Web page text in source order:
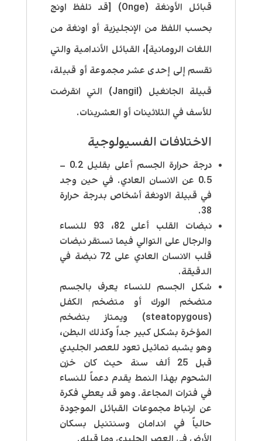
قبائل الأونغة (Onge) [قد تلفظ اونج
بحسب اللفظ من الإنجليزية أو اونغة من
اللغات الرومانية]، القبائل الأندامية والتي
تقسم إلى إحدى عشر مجموعة أو قبيلة،
قبيلة الجانغيل (Jangil) التي انقرضت
للأسف في الثلاثينات أو العشرينات.
الاختلافات الفسيولوجية
درجة حرارة الجسم أعلى بقليل 0.2 –
0.5 عن الانسان العادي. في حين وجد
في قبيلة الاونغة أشخاص بدرجة حرارة
38.
نبضات القلب أعلى 82، 93 للنساء
والرجال على التوالي فيما تستقر نبضات
قلب الانسان العادي على 72 نبضة في
الدقيقة.
شكل الجسم للنساء يعرف بالجسم
متضخم الورك أو متضخم الكفل
(steatopygous) ويمتاز بتضخم
المؤخرة بشكل كبير جداً وكذلك البطن،
وهو يشبه تماثيل تعود للعصر الجليدي
قبل 25 ألف سنة حيث كان خزن
الشحوم بهذا النمط يقدم دعماً للنساء
في فترات المجاعة. وهو قد يعطي فكرة
عن ارتباط مجموعات القبائل الموجودة
حالياً في اندامان وسنتنيل بسكان